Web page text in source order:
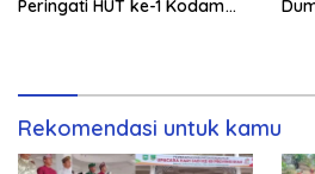
Peringati HUT ke-1 Kodam
Rekomendasi untuk kamu